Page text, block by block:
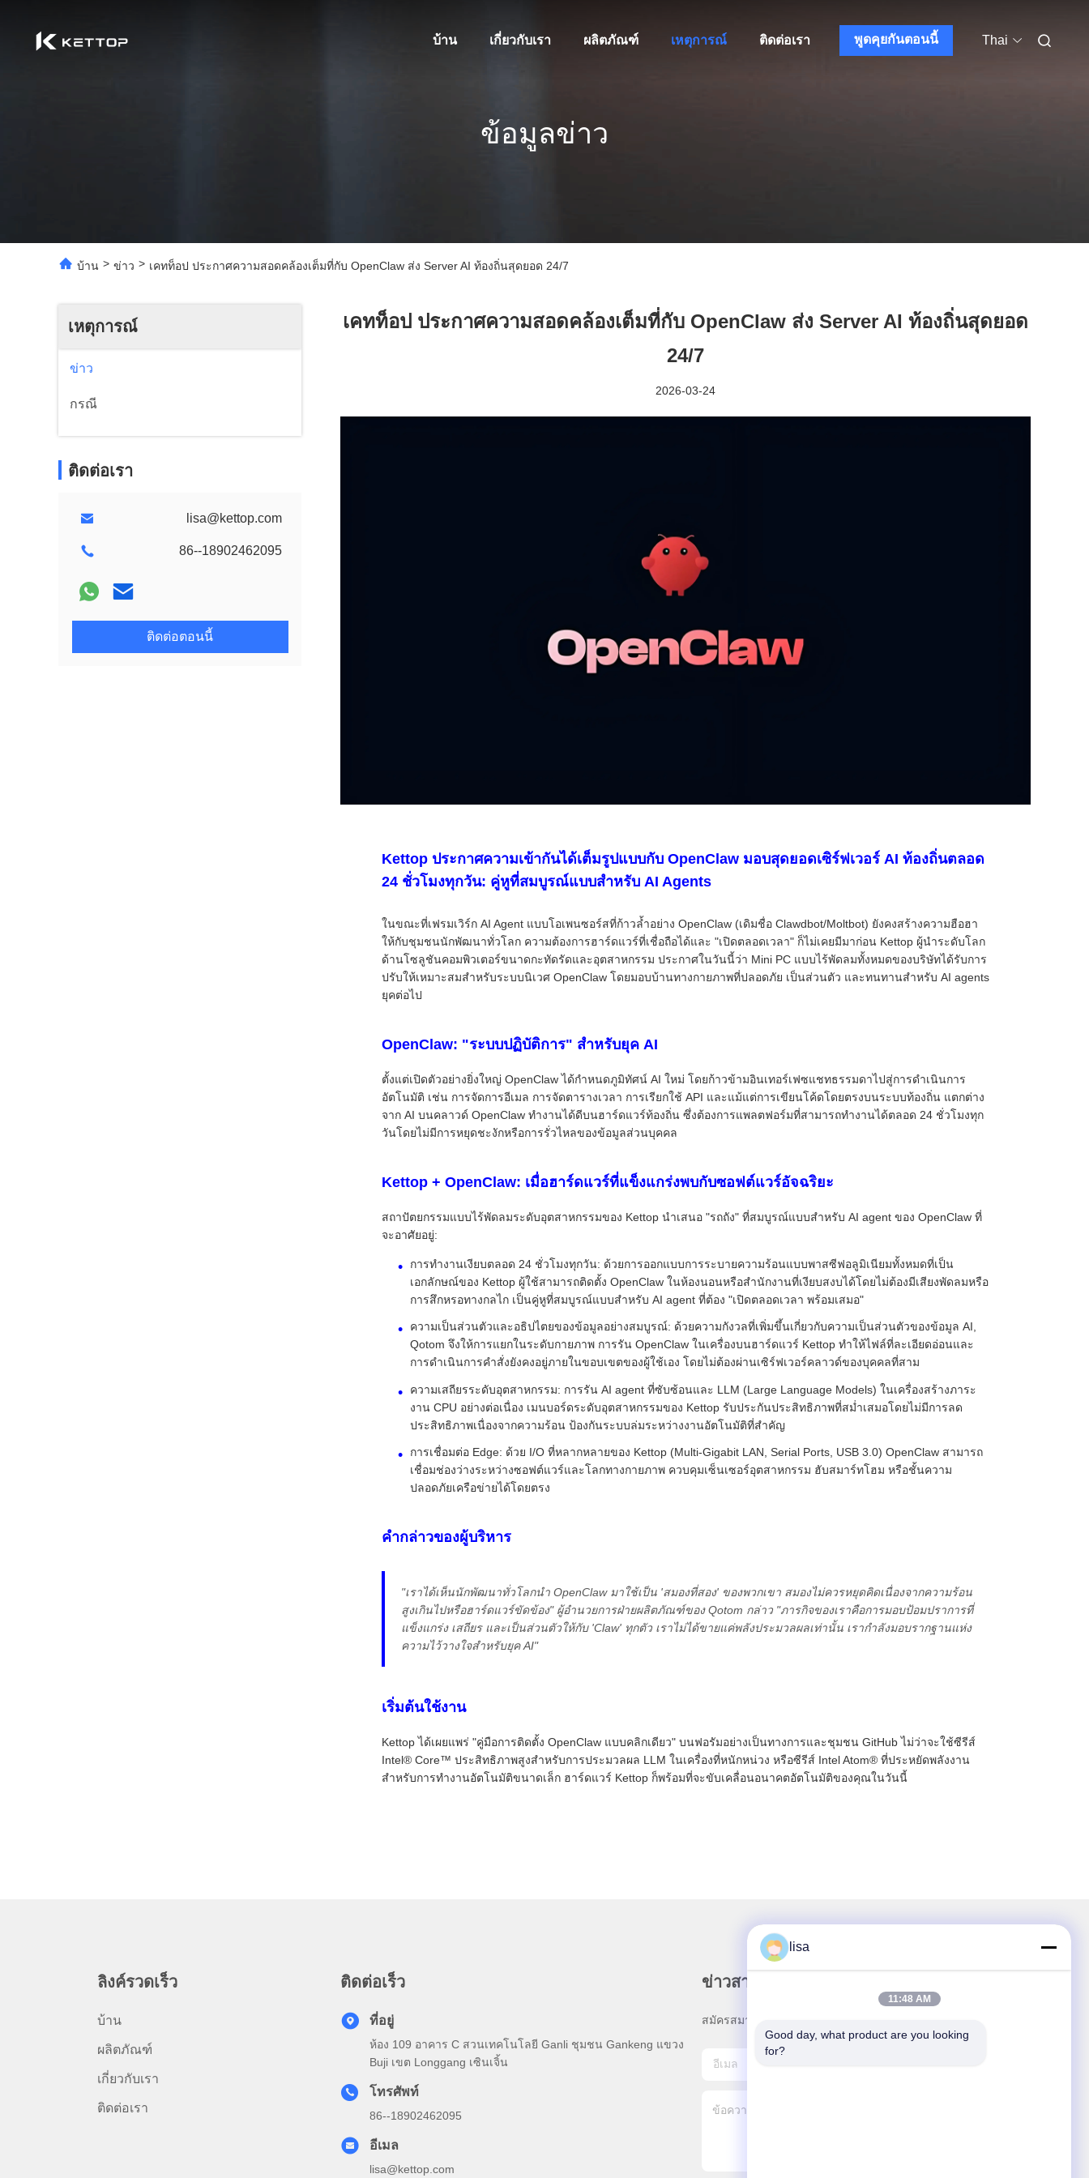
บ้าน เกี่ยวกับเรา ผลิตภัณฑ์ เหตุการณ์ ติดต่อเรา พูดคุยกันตอนนี้ Thai
ข้อมูลข่าว
บ้าน > ข่าว > เคทท็อป ประกาศความสอดคล้องเต็มที่กับ OpenClaw ส่ง Server AI ท้องถิ่นสุดยอด 24/7
เหตุการณ์
ข่าว
กรณี
ติดต่อเรา
lisa@kettop.com
86--18902462095
ติดต่อตอนนี้
เคทท็อป ประกาศความสอดคล้องเต็มที่กับ OpenClaw ส่ง Server AI ท้องถิ่นสุดยอด
24/7
2026-03-24
Kettop ประกาศความเข้ากันได้เต็มรูปแบบกับ OpenClaw มอบสุดยอดเซิร์ฟเวอร์ AI ท้องถิ่นตลอด
24 ชั่วโมงทุกวัน: คู่หูที่สมบูรณ์แบบสำหรับ AI Agents
ในขณะที่เฟรมเวิร์ก AI Agent แบบโอเพนซอร์สที่ก้าวล้ำอย่าง OpenClaw (เดิมชื่อ Clawdbot/Moltbot) ยังคงสร้างความฮือฮา
ให้กับชุมชนนักพัฒนาทั่วโลก ความต้องการฮาร์ดแวร์ที่เชื่อถือได้และ "เปิดตลอดเวลา" ก็ไม่เคยมีมาก่อน Kettop ผู้นำระดับโลก
ด้านโซลูชันคอมพิวเตอร์ขนาดกะทัดรัดและอุตสาหกรรม ประกาศในวันนี้ว่า Mini PC แบบไร้พัดลมทั้งหมดของบริษัทได้รับการ
ปรับให้เหมาะสมสำหรับระบบนิเวศ OpenClaw โดยมอบบ้านทางกายภาพที่ปลอดภัย เป็นส่วนตัว และทนทานสำหรับ AI agents
ยุคต่อไป
OpenClaw: "ระบบปฏิบัติการ" สำหรับยุค AI
ตั้งแต่เปิดตัวอย่างยิ่งใหญ่ OpenClaw ได้กำหนดภูมิทัศน์ AI ใหม่ โดยก้าวข้ามอินเทอร์เฟซแชทธรรมดาไปสู่การดำเนินการ
อัตโนมัติ เช่น การจัดการอีเมล การจัดตารางเวลา การเรียกใช้ API และแม้แต่การเขียนโค้ดโดยตรงบนระบบท้องถิ่น แตกต่าง
จาก AI บนคลาวด์ OpenClaw ทำงานได้ดีบนฮาร์ดแวร์ท้องถิ่น ซึ่งต้องการแพลตฟอร์มที่สามารถทำงานได้ตลอด 24 ชั่วโมงทุก
วันโดยไม่มีการหยุดชะงักหรือการรั่วไหลของข้อมูลส่วนบุคคล
Kettop + OpenClaw: เมื่อฮาร์ดแวร์ที่แข็งแกร่งพบกับซอฟต์แวร์อัจฉริยะ
สถาปัตยกรรมแบบไร้พัดลมระดับอุตสาหกรรมของ Kettop นำเสนอ "รถถัง" ที่สมบูรณ์แบบสำหรับ AI agent ของ OpenClaw ที่
จะอาศัยอยู่:
การทำงานเงียบตลอด 24 ชั่วโมงทุกวัน: ด้วยการออกแบบการระบายความร้อนแบบพาสซีฟอลูมิเนียมทั้งหมดที่เป็น
เอกลักษณ์ของ Kettop ผู้ใช้สามารถติดตั้ง OpenClaw ในห้องนอนหรือสำนักงานที่เงียบสงบได้โดยไม่ต้องมีเสียงพัดลมหรือ
การสึกหรอทางกลไก เป็นคู่หูที่สมบูรณ์แบบสำหรับ AI agent ที่ต้อง "เปิดตลอดเวลา พร้อมเสมอ"
ความเป็นส่วนตัวและอธิปไตยของข้อมูลอย่างสมบูรณ์: ด้วยความกังวลที่เพิ่มขึ้นเกี่ยวกับความเป็นส่วนตัวของข้อมูล AI,
Qotom จึงให้การแยกในระดับกายภาพ การรัน OpenClaw ในเครื่องบนฮาร์ดแวร์ Kettop ทำให้ไฟล์ที่ละเอียดอ่อนและ
การดำเนินการคำสั่งยังคงอยู่ภายในขอบเขตของผู้ใช้เอง โดยไม่ต้องผ่านเซิร์ฟเวอร์คลาวด์ของบุคคลที่สาม
ความเสถียรระดับอุตสาหกรรม: การรัน AI agent ที่ซับซ้อนและ LLM (Large Language Models) ในเครื่องสร้างภาระ
งาน CPU อย่างต่อเนื่อง เมนบอร์ดระดับอุตสาหกรรมของ Kettop รับประกันประสิทธิภาพที่สม่ำเสมอโดยไม่มีการลด
ประสิทธิภาพเนื่องจากความร้อน ป้องกันระบบล่มระหว่างงานอัตโนมัติที่สำคัญ
การเชื่อมต่อ Edge: ด้วย I/O ที่หลากหลายของ Kettop (Multi-Gigabit LAN, Serial Ports, USB 3.0) OpenClaw สามารถ
เชื่อมช่องว่างระหว่างซอฟต์แวร์และโลกทางกายภาพ ควบคุมเซ็นเซอร์อุตสาหกรรม ฮับสมาร์ทโฮม หรือชั้นความ
ปลอดภัยเครือข่ายได้โดยตรง
คำกล่าวของผู้บริหาร
"เราได้เห็นนักพัฒนาทั่วโลกนำ OpenClaw มาใช้เป็น 'สมองที่สอง' ของพวกเขา สมองไม่ควรหยุดคิดเนื่องจากความร้อน
สูงเกินไปหรือฮาร์ดแวร์ขัดข้อง" ผู้อำนวยการฝ่ายผลิตภัณฑ์ของ Qotom กล่าว "ภารกิจของเราคือการมอบป้อมปราการที่
แข็งแกร่ง เสถียร และเป็นส่วนตัวให้กับ 'Claw' ทุกตัว เราไม่ได้ขายแค่พลังประมวลผลเท่านั้น เรากำลังมอบรากฐานแห่ง
ความไว้วางใจสำหรับยุค AI"
เริ่มต้นใช้งาน
Kettop ได้เผยแพร่ "คู่มือการติดตั้ง OpenClaw แบบคลิกเดียว" บนฟอรัมอย่างเป็นทางการและชุมชน GitHub ไม่ว่าจะใช้ซีรีส์
Intel® Core™ ประสิทธิภาพสูงสำหรับการประมวลผล LLM ในเครื่องที่หนักหน่วง หรือซีรีส์ Intel Atom® ที่ประหยัดพลังงาน
สำหรับการทำงานอัตโนมัติขนาดเล็ก ฮาร์ดแวร์ Kettop ก็พร้อมที่จะขับเคลื่อนอนาคตอัตโนมัติของคุณในวันนี้
ลิงค์รวดเร็ว
บ้าน
ผลิตภัณฑ์
เกี่ยวกับเรา
ติดต่อเรา
ติดต่อเร็ว
ที่อยู่
ห้อง 109 อาคาร C สวนเทคโนโลยี Ganli ชุมชน Gankeng แขวง
Buji เขต Longgang เซินเจิ้น
โทรศัพท์
86--18902462095
อีเมล
lisa@kettop.com
ข่าวสารของเรา
สมัครสมาชิกข่าวสารของเรา เพื่อรับส่วนลดและอื่นๆ
lisa
11:48 AM
Good day, what product are you looking
for?